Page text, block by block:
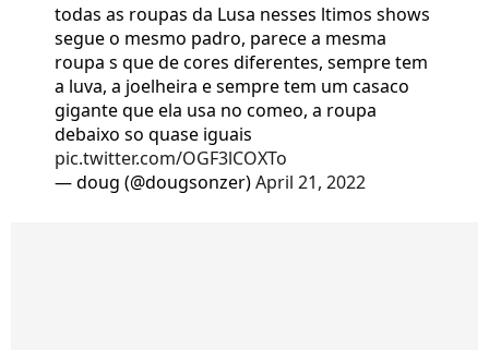
todas as roupas da Lusa nesses ltimos shows
segue o mesmo padro, parece a mesma
roupa s que de cores diferentes, sempre tem
a luva, a joelheira e sempre tem um casaco
gigante que ela usa no comeo, a roupa
debaixo so quase iguais
pic.twitter.com/OGF3lCOXTo
— doug (@dougsonzer)April 21, 2022